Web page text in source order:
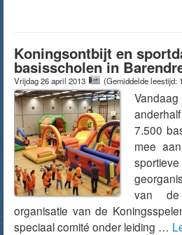
Koningsontbijt en
basisscholen in
Vrijdag 26 april 2013 (Gemiddelde leestijd:
7.500
mee
van de
organisatie van de
speciaal comité onder leiding …